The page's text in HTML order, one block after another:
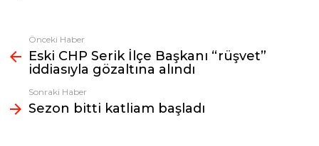
Fazlasına
bak
Önceki Haber
Eski CHP Serik İlçe Başkanı “rüşvet”
iddiasıyla gözaltına alındı
Sonraki Haber
Sezon bitti katliam başladı